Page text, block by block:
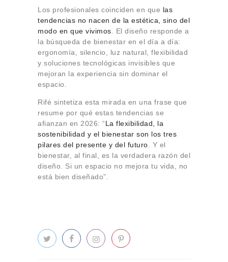
Los profesionales coinciden en que las
tendencias no nacen de la estética, sino del
modo en que vivimos . El diseño responde a
la búsqueda de bienestar en el día a día:
ergonomía, silencio, luz natural, flexibilidad
y soluciones tecnológicas invisibles que
mejoran la experiencia sin dominar el
espacio.
Rifé sintetiza esta mirada en una frase que
resume por qué estas tendencias se
afianzan en 2026: “La flexibilidad, la
sostenibilidad y el bienestar son los tres
pilares del presente y del futuro . Y el
bienestar, al final, es la verdadera razón del
diseño. Si un espacio no mejora tu vida, no
está bien diseñado”.